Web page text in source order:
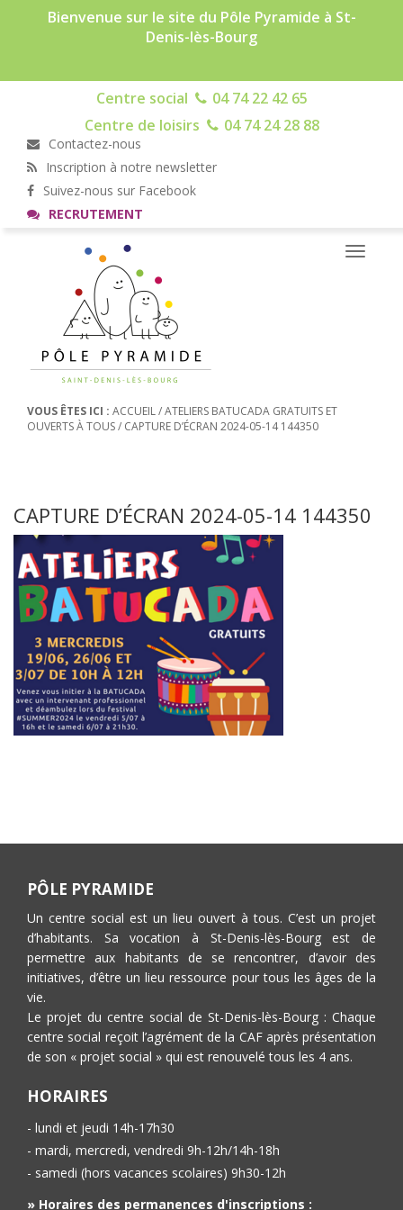
Bienvenue sur le site du Pôle Pyramide à St-
Denis-lès-Bourg
Centre social
04 74 22 42 65
Centre de loisirs
04 74 24 28 88
Contactez-nous
Inscription à notre newsletter
Suivez-nous sur Facebook
RECRUTEMENT
Toggle
VOUS ÊTES ICI : ACCUEIL/ATELIERS BATUCADA GRATUITS ET
OUVERTS À TOUS/ CAPTURE D’ÉCRAN 2024-05-14 144350
CAPTURE D’ÉCRAN 2024-05-14 144350
PÔLE PYRAMIDE
Un centre social est un lieu ouvert à tous. C’est un projet
d’habitants. Sa vocation à St-Denis-lès-Bourg est de
permettre aux habitants de se rencontrer, d’avoir des
initiatives, d’être un lieu ressource pour tous les âges de la
vie.
Le projet du centre social de St-Denis-lès-Bourg : Chaque
centre social reçoit l’agrément de la CAF après présentation
de son « projet social » qui est renouvelé tous les 4 ans.
HORAIRES
- lundi et jeudi 14h-17h30
- mardi, mercredi, vendredi 9h-12h/14h-18h
- samedi (hors vacances scolaires) 9h30-12h
» Horaires des permanences d'inscriptions :